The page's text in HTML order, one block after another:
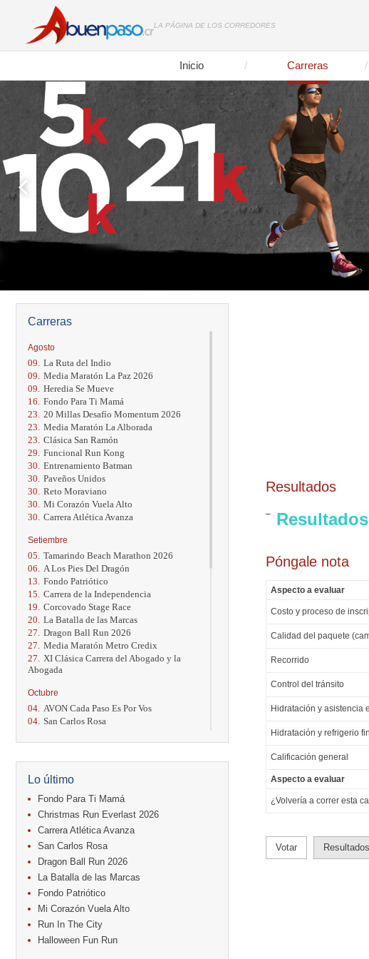
LA PÁGINA DE LOS CORREDORES
Inicio Carreras
Carreras
Agosto
09. La Ruta del Indio
09. Media Maratón La Paz 2026
09. Heredia Se Mueve
16. Fondo Para Ti Mamá
23. 20 Millas Desafío Momentum 2026
23. Media Maratón La Alborada
23. Clásica San Ramón
29. Funcional Run Kong
30. Entrenamiento Batman
30. Paveños Unidos
30. Reto Moraviano
30. Mi Corazón Vuela Alto
30. Carrera Atlética Avanza
Setiembre
05. Tamarindo Beach Marathon 2026
06.
A Los Pies Del Dragón
13. Fondo Patriótico
15. Carrera de la Independencia
19. Corcovado Stage Race
20. La Batalla de las Marcas
27. Dragon Ball Run 2026
27. Media Maratón Metro Credix
27.
XI Clásica Carrera del Abogado y la
Abogada
Octubre
04. AVON Cada Paso Es Por Vos
04. San Carlos Rosa
11. Run In The City
Caribe Paradise Run
18. Casa Turire Trail Run
18. Warriors Run Circuit
18. Samsung Jacó Beach Half Marathon
25. KRun by Under Armour
25. Run Alajuela
31. Halloween Fun Run
Noviembre
08. Lindora Run
15. Entre Pan y Rosas
Diciembre
Lo último
Fondo Para Ti Mamá
Christmas Run Everlast 2026
Carrera Atlética Avanza
San Carlos Rosa
Dragon Ball Run 2026
La Batalla de las Marcas
Fondo Patriótico
Mi Corazón Vuela Alto
Run In The City
Halloween Fun Run
Resultados
Póngale nota
Aspecto a evaluar
Costo y proceso de
Calidad del paquete
Recorrido
Control del tránsito
Hidratación y asistencia
Hidratación y refrigerio
Calificación general
Aspecto a evaluar
¿Volvería a correr esta
Votar Resultados